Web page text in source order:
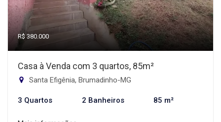
R$ 380.000
Casa à Venda com 3 quartos, 85m²
Santa Efigênia, Brumadinho-MG
3 Quartos 2 Banheiros 85 m²